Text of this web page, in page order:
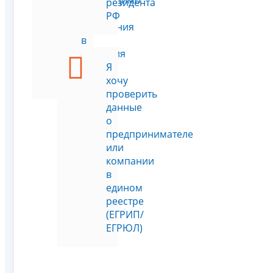
внести
изменения
в
сведения
ЮЛ
РФ
Я
хочу
проверить
данные
о
предпринимателе
или
компании
в
едином
реестре
(ЕГРИП/
ЕГРЮЛ)